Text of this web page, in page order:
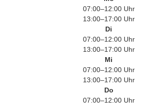
07:00–12:00 Uhr
13:00–17:00 Uhr
Di
07:00–12:00 Uhr
13:00–17:00 Uhr
Mi
07:00–12:00 Uhr
13:00–17:00 Uhr
Do
07:00–12:00 Uhr